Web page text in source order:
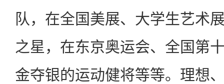
队，在全国美展、大学生艺术
之星，在东京奥运会、全国第
金夺银的运动健将等等。理想